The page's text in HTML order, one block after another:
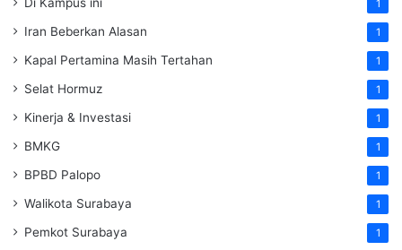
1
Iran Beberkan Alasan 1
Kapal Pertamina Masih Tertahan 1
Selat Hormuz 1
Kinerja & Investasi 1
BMKG 1
BPBD Palopo 1
Walikota Surabaya 1
Pemkot Surabaya 1